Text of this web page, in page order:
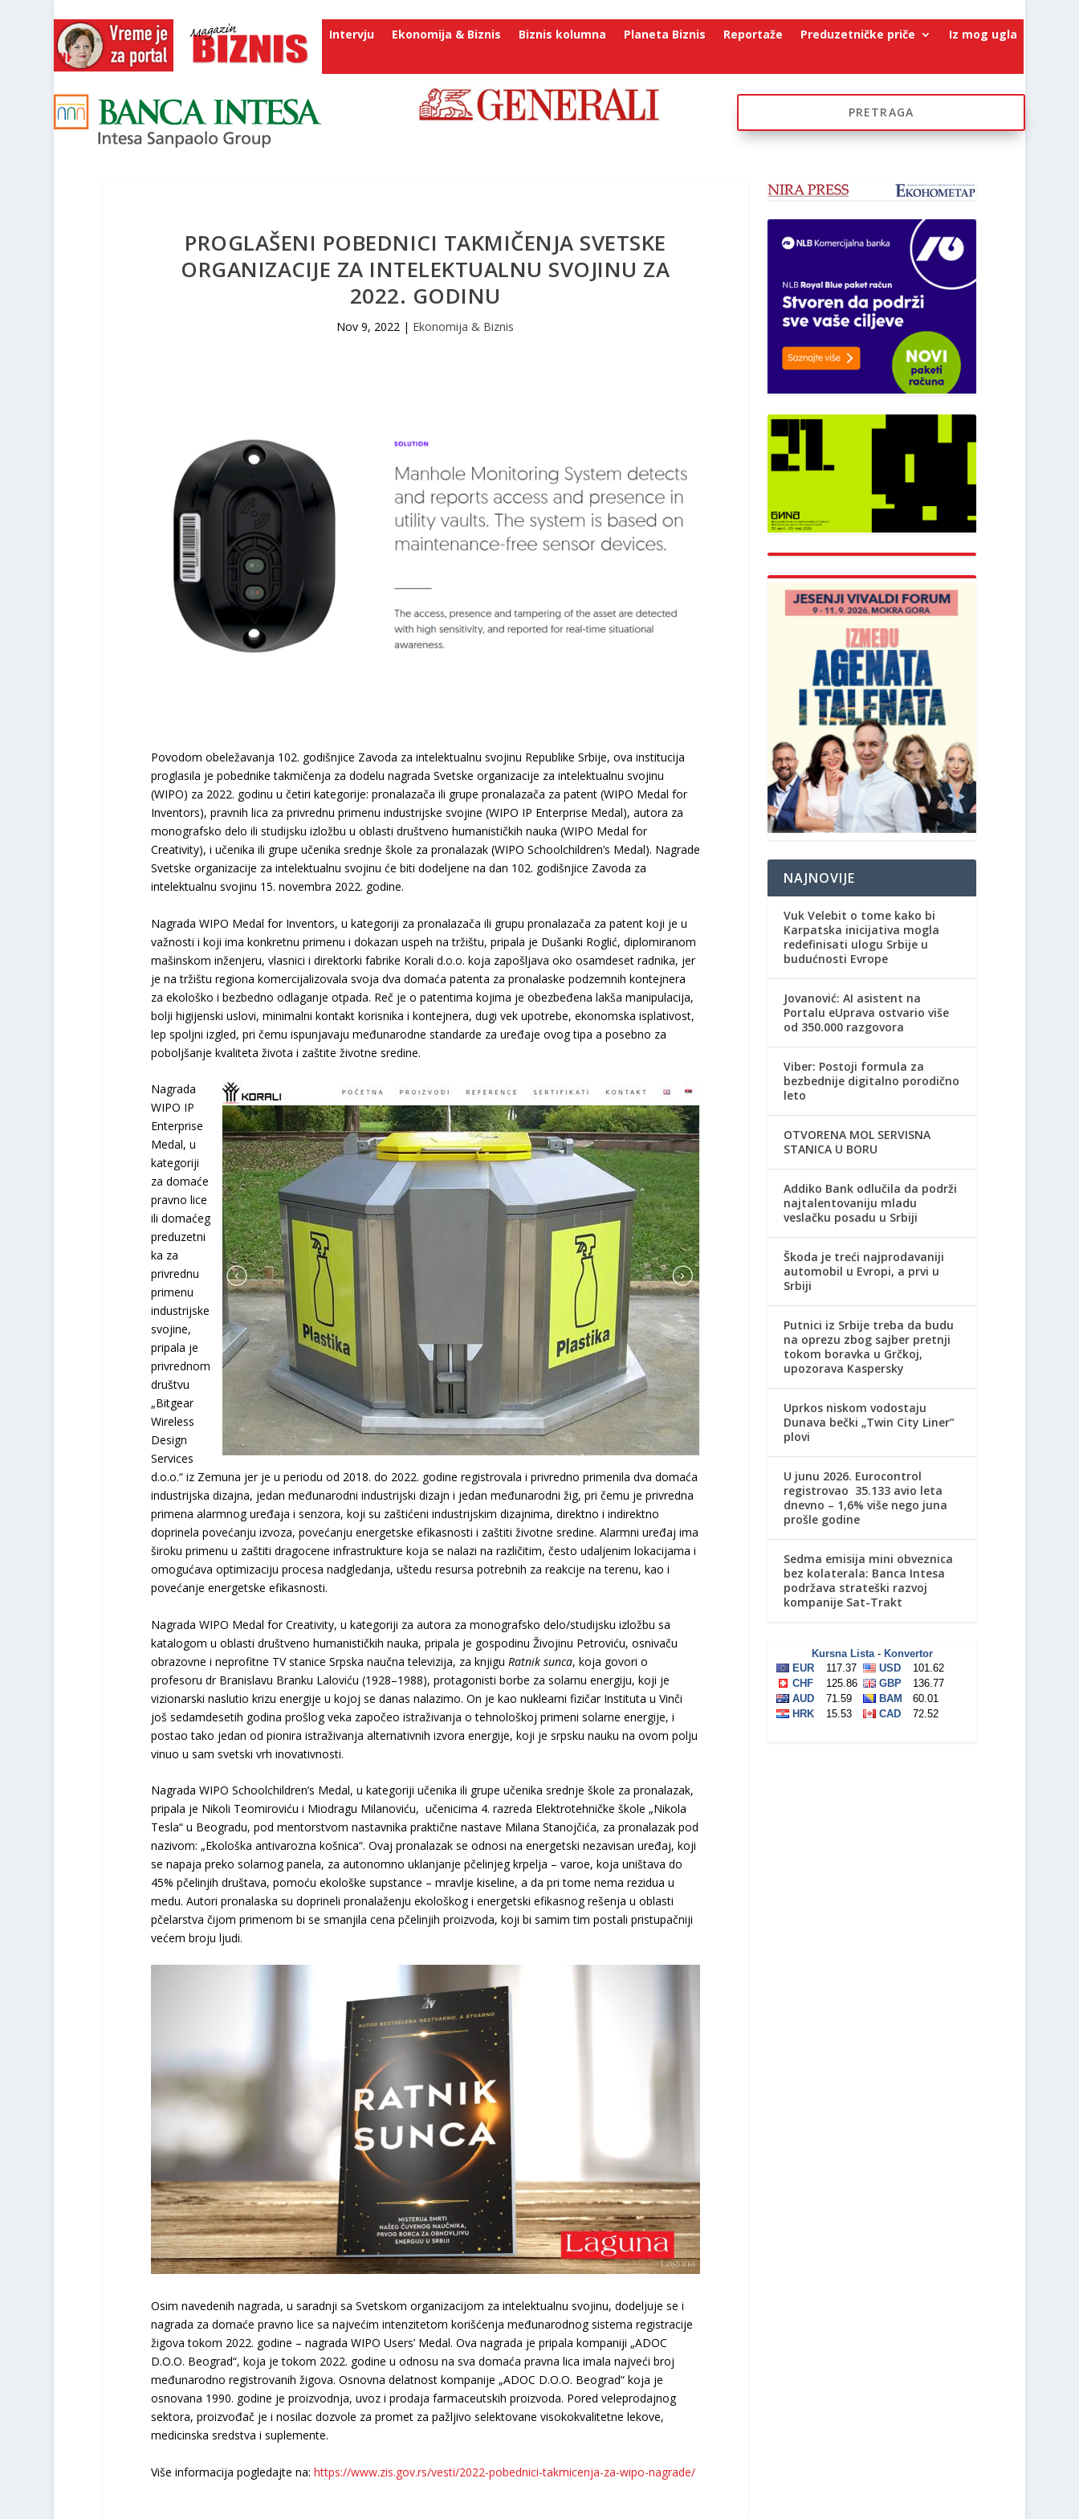
Intervju Ekonomija & Biznis Biznis kolumna Planeta Biznis Reportaže Preduzetničke priče Iz mog ugla
PROGLAŠENI POBEDNICI TAKMIČENJA SVETSKE
ORGANIZACIJE ZA INTELEKTUALNU SVOJINU ZA
2022. GODINU
Nov 9, 2022 | Ekonomija & Biznis
Povodom obeležavanja 102. godišnjice Zavoda za intelektualnu svojinu Republike Srbije, ova institucija
proglasila je pobednike takmičenja za dodelu nagrada Svetske organizacije za intelektualnu svojinu
(WIPO) za 2022. godinu u četiri kategorije: pronalazača ili grupe pronalazača za patent (WIPO Medal for
Inventors), pravnih lica za privrednu primenu industrijske svojine (WIPO IP Enterprise Medal), autora za
monografsko delo ili studijsku izložbu u oblasti društveno humanističkih nauka (WIPO Medal for
Creativity), i učenika ili grupe učenika srednje škole za pronalazak (WIPO Schoolchildren’s Medal). Nagrade
Svetske organizacije za intelektualnu svojinu će biti dodeljene na dan 102. godišnjice Zavoda za
intelektualnu svojinu 15. novembra 2022. godine.
Nagrada WIPO Medal for Inventors, u kategoriji za pronalazača ili grupu pronalazača za patent koji je u
važnosti i koji ima konkretnu primenu i dokazan uspeh na tržištu, pripala je Dušanki Roglić, diplomiranom
mašinskom inženjeru, vlasnici i direktorki fabrike Korali d.o.o. koja zapošljava oko osamdeset radnika, jer
je na tržištu regiona komercijalizovala svoja dva domaća patenta za pronalaske podzemnih kontejnera
za ekološko i bezbedno odlaganje otpada. Reč je o patentima kojima je obezbeđena lakša manipulacija,
bolji higijenski uslovi, minimalni kontakt korisnika i kontejnera, dugi vek upotrebe, ekonomska isplativost,
lep spoljni izgled, pri čemu ispunjavaju međunarodne standarde za uređaje ovog tipa a posebno za
poboljšanje kvaliteta života i zaštite životne sredine.
Nagrada
WIPO IP
Enterprise
Medal, u
kategoriji
za domaće
pravno lice
ili domaćeg
preduzetni
ka za
privrednu
primenu
industrijske
svojine,
pripala je
privrednom
društvu
„Bitgear
Wireless
Design
Services
d.o.o.“ iz Zemuna jer je u periodu od 2018. do 2022. godine registrovala i privredno primenila dva domaća
industrijska dizajna, jedan međunarodni industrijski dizajn i jedan međunarodni žig, pri čemu je privredna
primena alarmnog uređaja i senzora, koji su zaštićeni industrijskim dizajnima, direktno i indirektno
doprinela povećanju izvoza, povećanju energetske efikasnosti i zaštiti životne sredine. Alarmni uređaj ima
široku primenu u zaštiti dragocene infrastrukture koja se nalazi na različitim, često udaljenim lokacijama i
omogućava optimizaciju procesa nadgledanja, uštedu resursa potrebnih za reakcije na terenu, kao i
povećanje energetske efikasnosti.
Nagrada WIPO Medal for Creativity, u kategoriji za autora za monografsko delo/studijsku izložbu sa
katalogom u oblasti društveno humanističkih nauka, pripala je gospodinu Živojinu Petroviću, osnivaču
obrazovne i neprofitne TV stanice Srpska naučna televizija, za knjigu Ratnik sunca, koja govori o
profesoru dr Branislavu Branku Laloviću (1928–1988), protagonisti borbe za solarnu energiju, koji je
vizionarski naslutio krizu energije u kojoj se danas nalazimo. On je kao nuklearni fizičar Instituta u Vinči
još sedamdesetih godina prošlog veka započeo istraživanja o tehnološkoj primeni solarne energije, i
postao tako jedan od pionira istraživanja alternativnih izvora energije, koji je srpsku nauku na ovom polju
vinuo u sam svetski vrh inovativnosti.
Nagrada WIPO Schoolchildren’s Medal, u kategoriji učenika ili grupe učenika srednje škole za pronalazak,
pripala je Nikoli Teomiroviću i Miodragu Milanoviću, učenicima 4. razreda Elektrotehničke škole „Nikola
Tesla“ u Beogradu, pod mentorstvom nastavnika praktične nastave Milana Stanojčića, za pronalazak pod
nazivom: „Ekološka antivarozna košnica“. Ovaj pronalazak se odnosi na energetski nezavisan uređaj, koji
se napaja preko solarnog panela, za autonomno uklanjanje pčelinjeg krpelja – varoe, koja uništava do
45% pčelinjih društava, pomoću ekološke supstance – mravlje kiseline, a da pri tome nema rezidua u
medu. Autori pronalaska su doprineli pronalaženju ekološkog i energetski efikasnog rešenja u oblasti
pčelarstva čijom primenom bi se smanjila cena pčelinjih proizvoda, koji bi samim tim postali pristupačniji
većem broju ljudi.
Osim navedenih nagrada, u saradnji sa Svetskom organizacijom za intelektualnu svojinu, dodeljuje se i
nagrada za domaće pravno lice sa najvećim intenzitetom korišćenja međunarodnog sistema registracije
žigova tokom 2022. godine – nagrada WIPO Users’ Medal. Ova nagrada je pripala kompaniji „ADOC
D.O.O. Beograd“, koja je tokom 2022. godine u odnosu na sva domaća pravna lica imala najveći broj
međunarodno registrovanih žigova. Osnovna delatnost kompanije „ADOC D.O.O. Beograd“ koja je
osnovana 1990. godine je proizvodnja, uvoz i prodaja farmaceutskih proizvoda. Pored veleprodajnog
sektora, proizvođač je i nosilac dozvole za promet za pažljivo selektovane visokokvalitetne lekove,
medicinska sredstva i suplemente.
Više informacija pogledajte na: https://www.zis.gov.rs/vesti/2022-pobednici-takmicenja-za-wipo-nagrade/
NAJNOVIJE
Vuk Velebit o tome kako bi
Karpatska inicijativa mogla
redefinisati ulogu Srbije u
budućnosti Evrope
Jovanović: AI asistent na
Portalu eUprava ostvario više
od 350.000 razgovora
Viber: Postoji formula za
bezbednije digitalno porodično
leto
OTVORENA MOL SERVISNA
STANICA U BORU
Addiko Bank odlučila da podrži
najtalentovaniju mladu
veslačku posadu u Srbiji
Škoda je treći najprodavaniji
automobil u Evropi, a prvi u
Srbiji
Putnici iz Srbije treba da budu
na oprezu zbog sajber pretnji
tokom boravka u Grčkoj,
upozorava Kaspersky
Uprkos niskom vodostaju
Dunava bečki „Twin City Liner”
plovi
U junu 2026. Eurocontrol
registrovao 35.133 avio leta
dnevno – 1,6% više nego juna
prošle godine
Sedma emisija mini obveznica
bez kolaterala: Banca Intesa
podržava strateški razvoj
kompanije Sat-Trakt